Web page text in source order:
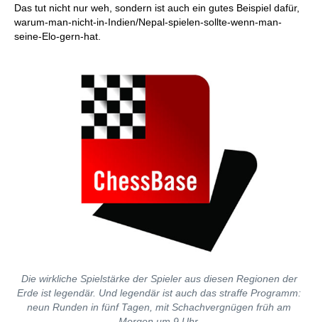
Das tut nicht nur weh, sondern ist auch ein gutes Beispiel dafür,
warum-man-nicht-in-Indien/Nepal-spielen-sollte-wenn-man-
seine-Elo-gern-hat.
Die wirkliche Spielstärke der Spieler aus diesen Regionen der
Erde ist legendär. Und legendär ist auch das straffe Programm:
neun Runden in fünf Tagen, mit Schachvergnügen früh am